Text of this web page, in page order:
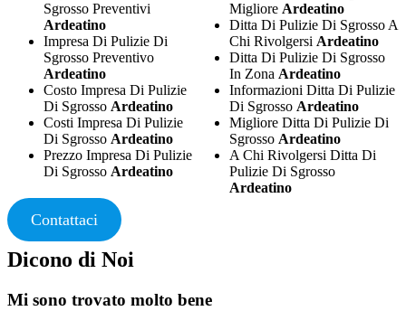
Sgrosso Preventivi
Ardeatino
Impresa Di Pulizie Di
Sgrosso Preventivo
Ardeatino
Costo Impresa Di Pulizie
Di Sgrosso Ardeatino
Costi Impresa Di Pulizie
Di Sgrosso Ardeatino
Prezzo Impresa Di Pulizie
Di Sgrosso Ardeatino
Migliore Ardeatino
Ditta Di Pulizie Di Sgrosso A
Chi Rivolgersi Ardeatino
Ditta Di Pulizie Di Sgrosso
In Zona Ardeatino
Informazioni Ditta Di Pulizie
Di Sgrosso Ardeatino
Migliore Ditta Di Pulizie Di
Sgrosso Ardeatino
A Chi Rivolgersi Ditta Di
Pulizie Di Sgrosso
Ardeatino
Contattaci
Dicono di Noi
Mi sono trovato molto bene